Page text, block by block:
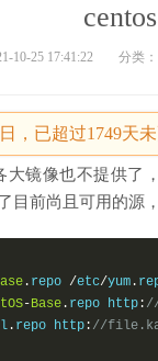
10-25 17:41:22 分类：
，已超过1749天
大镜像也不提供了
目前尚且可用的源
. repo /etc/yum .
-Base . repo http :
. repo http : //